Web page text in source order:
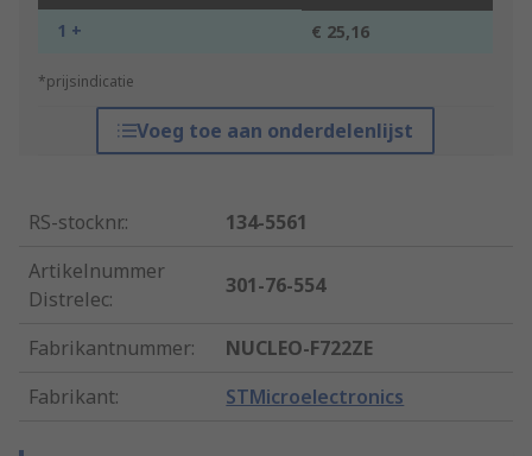
1 + € 25,16
*prijsindicatie
Voeg toe aan onderdelenlijst
RS-stocknr.:
134-5561
Artikelnummer
Distrelec:
301-76-554
Fabrikantnummer:
NUCLEO-F722ZE
Fabrikant: STMicroelectronics